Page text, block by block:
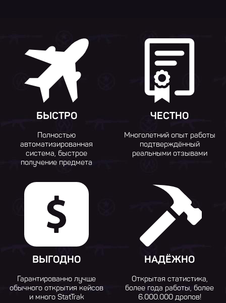
БЫСТРО
Полностью
автоматизированная
система, быстрое
получение предмета
ЧЕСТНО
Многолетний опыт работы
подтверждённый
реальными отзывами
ВЫГОДНО
Гарантированно лучше
обычного открытия кейсов
и много StatTrak
НАДЁЖНО
Открытая статистика,
более года работы, более
6.000.000 дропов!